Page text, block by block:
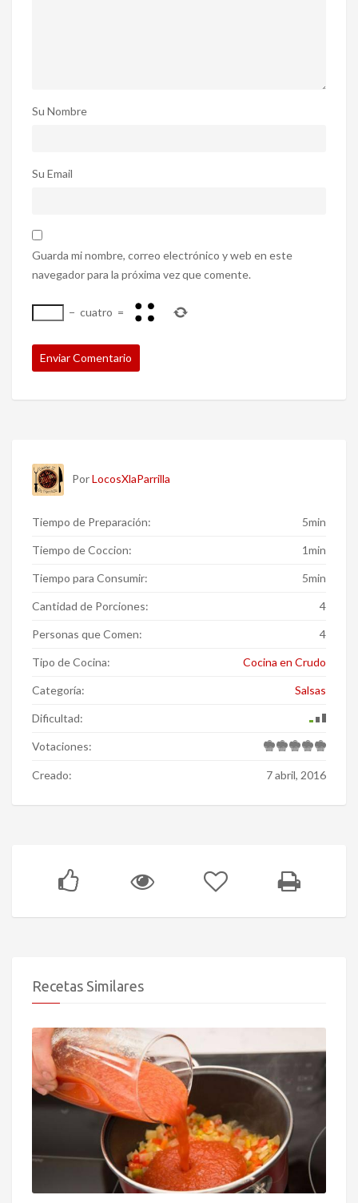
Su Nombre
Su Email
Guarda mi nombre, correo electrónico y web en este
navegador para la próxima vez que comente.
− cuatro =
PorLocosXlaParrilla
Tiempo de Preparación: 5min
Tiempo de Coccion: 1min
Tiempo para Consumir: 5min
Cantidad de Porciones: 4
Personas que Comen: 4
Tipo de Cocina: Cocina en Crudo
Categoría: Salsas
Dificultad:
Votaciones:
Creado: 7 abril, 2016
Recetas Similares